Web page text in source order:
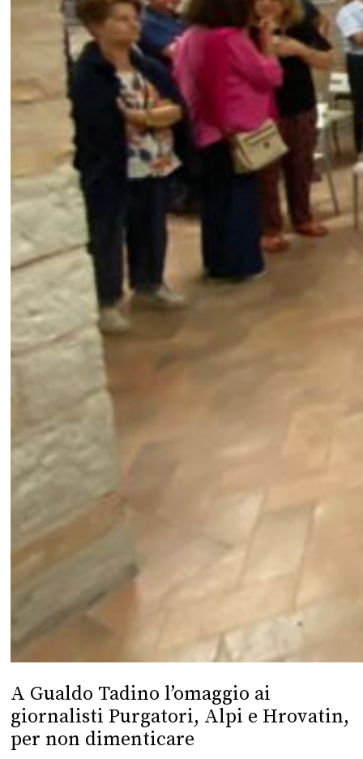
A Gualdo Tadino l’omaggio ai
giornalisti Purgatori, Alpi e Hrovatin,
per non dimenticare